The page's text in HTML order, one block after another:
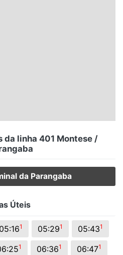
da linha 401 Montese /
da Parangaba
Úteis
05:161 05:291 05:431
1 06:361 06:471